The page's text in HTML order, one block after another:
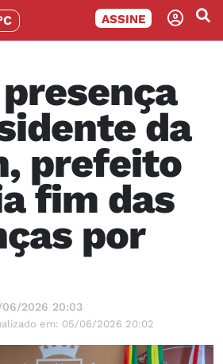
ASSINE
da
prefeito
fim das
por
06/2026 20:03
em: 05/06/2026 20:02